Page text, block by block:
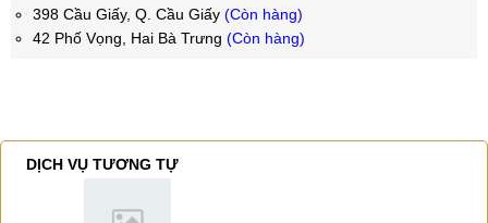
398 Cầu Giấy, Q. Cầu Giấy (Còn hàng)
42 Phố Vọng, Hai Bà Trưng (Còn hàng)
DỊCH VỤ TƯƠNG TỰ